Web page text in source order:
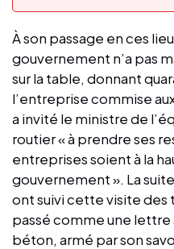
À son passage en ces
gouvernement n’a pas
sur la table, donnant
l’entreprise commise
a invité le ministre de
routier « à prendre ses
entreprises soient à la
gouvernement ». La
ont suivi cette visite des
passé comme une lettre
béton, armé par son